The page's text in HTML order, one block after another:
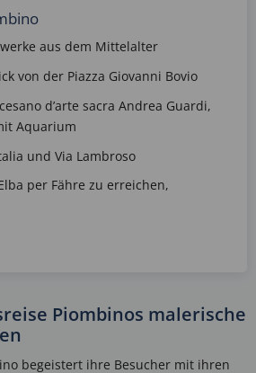
aus dem Mittelalter
von der Piazza Giovanni Bovio
d’arte sacra Andrea Guardi,
Aquarium
und Via Lambroso
per Fähre zu erreichen,
Piombinos malerische
begeistert ihre Besucher mit ihren